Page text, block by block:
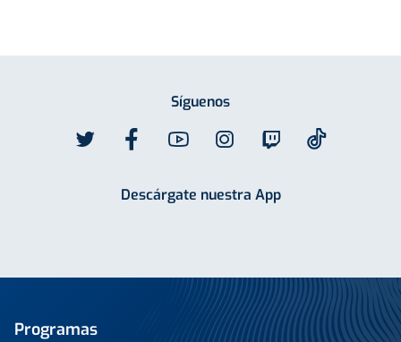
Síguenos
Descárgate nuestra App
Programas